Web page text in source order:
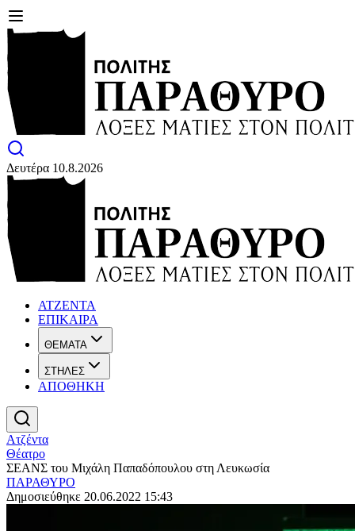
Δευτέρα 10.8.2026
ΑΤΖΕΝΤΑ
ΕΠΙΚΑΙΡΑ
ΘΕΜΑΤΑ
ΣΤΗΛΕΣ
ΑΠΟΘΗΚΗ
Ατζέντα
Θέατρο
ΣΕΑΝΣ του Μιχάλη Παπαδόπουλου στη Λευκωσία
ΠΑΡΑΘΥΡΟ
Δημοσιεύθηκε 20.06.2022 15:43